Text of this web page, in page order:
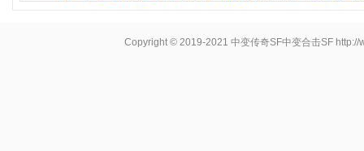
Copyright © 2019-2021中变传奇SF中变合击SF http://